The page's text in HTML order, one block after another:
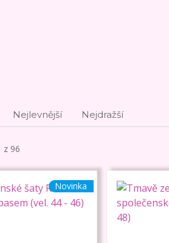
Nejlevnější Nejdražší
z 96
Novinka